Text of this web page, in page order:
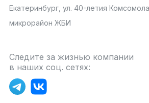
Екатеринбург, ул. 40-летия
микрорайон ЖБИ
Следите за жизнью компании
в наших соц. сетях: